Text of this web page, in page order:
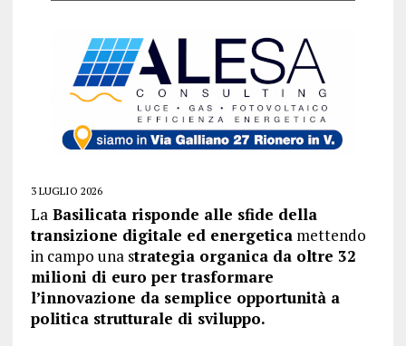
3 LUGLIO 2026
LaBasilicata risponde alle sfide della
transizione digitale ed energeticamettendo
in campo una strategia organica da oltre 32
milioni di euro per trasformare
l’innovazione da semplice opportunità a
politica strutturale di sviluppo.